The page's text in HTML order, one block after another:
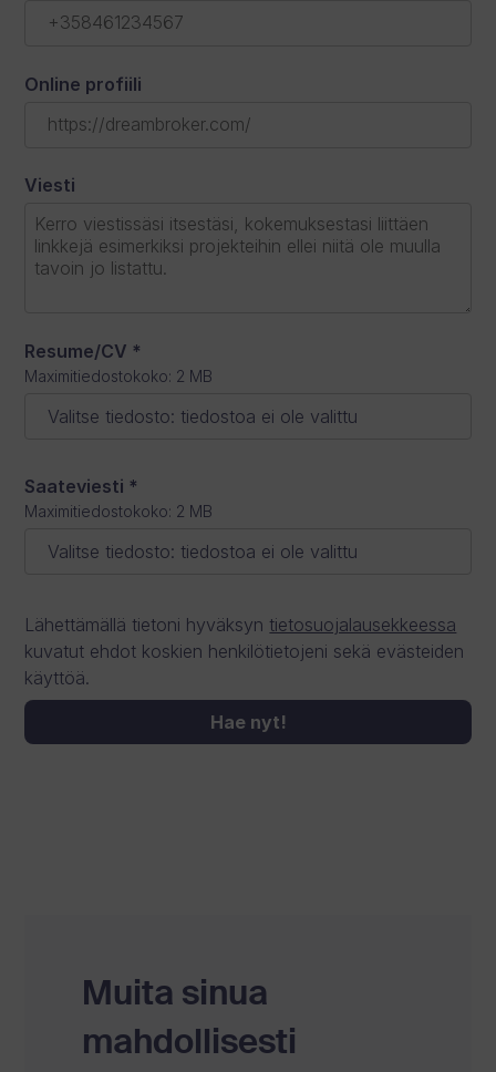
Online profiili
Viesti
Resume/CV *
Maximitiedostokoko: 2 MB
Valitse tiedosto: tiedostoa ei ole valittu
Saateviesti *
Maximitiedostokoko: 2 MB
Valitse tiedosto: tiedostoa ei ole valittu
Lähettämällä tietoni hyväksyn tietosuojalausekkeessa
kuvatut ehdot koskien henkilötietojeni sekä evästeiden
käyttöä.
Hae nyt!
Muita sinua
mahdollisesti